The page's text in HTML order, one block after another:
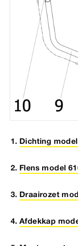
Dichting model
Flens model
Draairozet
Afdekkap